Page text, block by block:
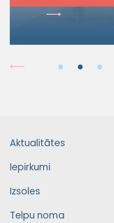
Aktualitātes
Iepirkumi
Izsoles
Telpu noma